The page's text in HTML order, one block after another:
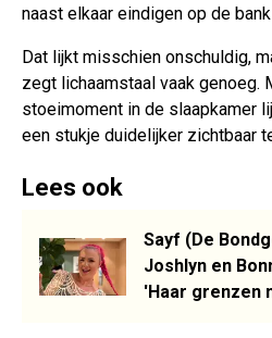
naast elkaar eindigen op de
Dat lijkt misschien onschuldig,
zegt lichaamstaal vaak genoeg.
stoeimoment in de slaapkamer
een stukje duidelijker zichtbaar
Lees ook
Sayf (De
Joshlyn en
'Haar grenzen